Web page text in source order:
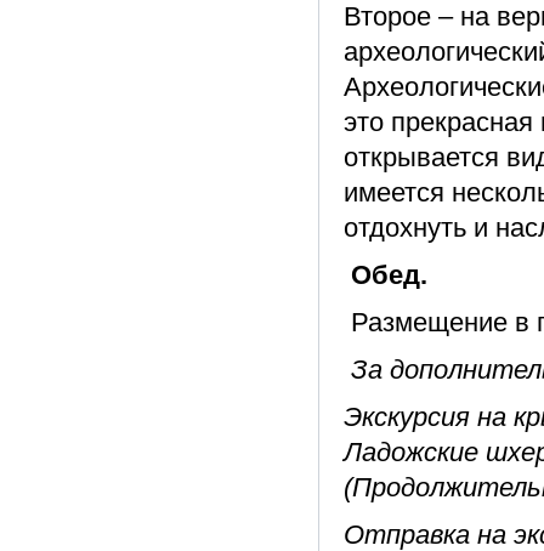
Второе – на
это
открывается
имеется
отдохнуть и
Обед.
Размещение в
За
Экскурсия на
Ладожские
Отправка на